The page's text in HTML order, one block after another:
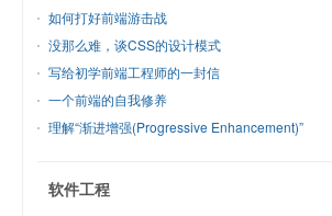
如何打好前端游击战
没那么难，谈CSS的设计模式
写给初学前端工程师的一封信
一个前端的自我修养
理解“渐进增强(Progressive Enhancement)”
软件工程